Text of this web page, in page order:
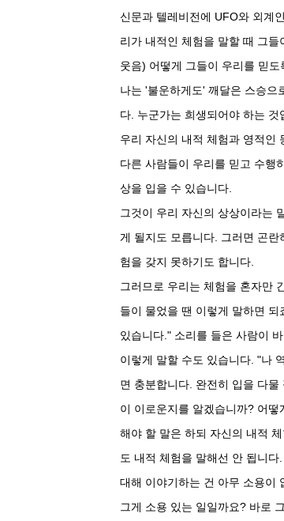
신문과 텔레비전에 UFO와 외계
리가 내적인 체험을 말할 때 그
웃음) 어떻게 그들이 우리를 믿도
나는 '불운하게도' 깨달은 스승으
다. 누군가는 희생되어야 하는
우리 자신의 내적 체험과 영적인
다른 사람들이 우리를 믿고 수행
상을 입을 수 있습니다.
그것이 우리 자신의 상상이라는
게 될지도 모릅니다. 그러면 곤란
험을 갖지 못하기도 합니다.
그러므로 우리는 체험을 혼자만
들이 물었을 땐 이렇게 말하면
있습니다." 소리를 들은 사람이
이렇게 말할 수도 있습니다. "나
면 충분합니다. 완전히 입을 다
이 이로운지를 알겠습니까? 어
해야 할 말은 하되 자신의 내적
도 내적 체험을 말해선 안 됩니
대해 이야기하는 건 아무 소용이
그게 소용 있는 일일까요? 바로